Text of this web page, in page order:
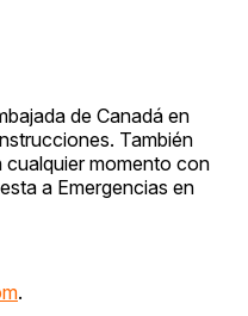
de Canadá en
También
momento con
a Emergencias en
.